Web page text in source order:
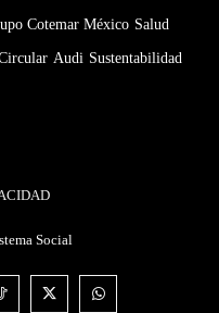
Cotemar México Salud
Audi Sustentabilidad
Social